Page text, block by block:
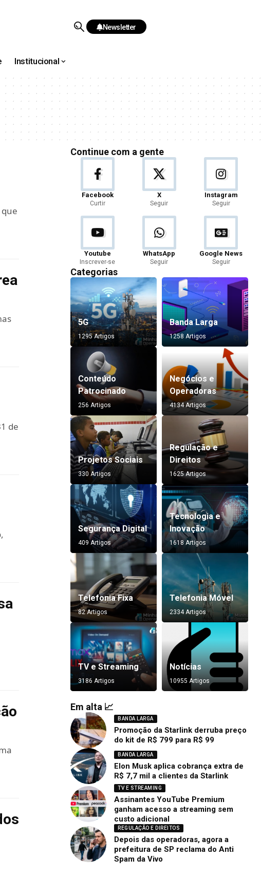
Newsletter
Institucional
de
Continue com a gente
Facebook
Curtir
X
Seguir
Instagram
Seguir
Youtube
Inscrever-se
WhatsApp
Seguir
Google News
Seguir
Categorias
5G
1295 Artigos
Banda Larga
1258 Artigos
Conteúdo
Patrocinado
256 Artigos
Negócios e
Operadoras
4134 Artigos
Projetos Sociais
330 Artigos
Regulação e
Direitos
1625 Artigos
Segurança Digital
409 Artigos
Tecnologia e
Inovação
1618 Artigos
Telefonia Fixa
82 Artigos
Telefonia Móvel
2334 Artigos
TV e Streaming
3186 Artigos
Notícias
10955 Artigos
Em alta 📈
BANDA LARGA
Promoção da Starlink derruba preço
do kit de R$ 799 para R$ 99
BANDA LARGA
Elon Musk aplica cobrança extra de
R$ 7,7 mil a clientes da Starlink
TV E STREAMING
Assinantes YouTube Premium
ganham acesso a streaming sem
custo adicional
REGULAÇÃO E DIREITOS
Depois das operadoras, agora a
prefeitura de SP reclama do Anti
Spam da Vivo